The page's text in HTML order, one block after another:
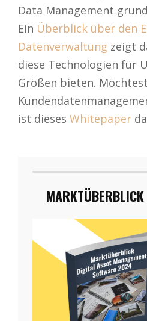
Data Management
Ein Überblick über den
Datenverwaltung zeigt
diese Technologien für
Größen bieten.
ist dieses Whitepaper